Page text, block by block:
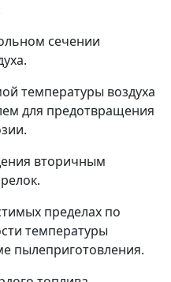
сечении
температуры воздуха
для предотвращения
вторичным
пределах по
температуры
пылеприготовления.